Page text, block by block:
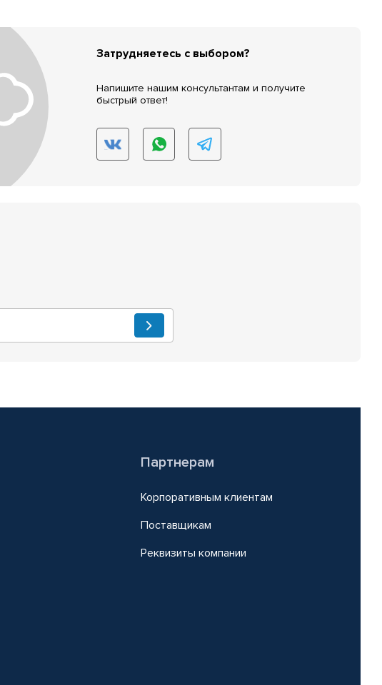
Затрудняетесь с выбором?
Напишите нашим консультантам и получите
быстрый ответ!
Партнерам
Корпоративным клиентам
Поставщикам
Реквизиты компании